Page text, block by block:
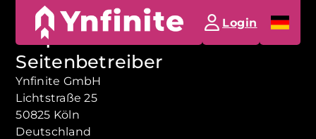
Login
Impressum
Impressum
Seitenbetreiber
Ynfinite GmbH
Lichtstraße 25
50825 Köln
Deutschland